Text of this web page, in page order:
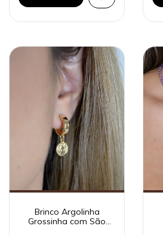
Brinco Argolinha
Grossinha com São